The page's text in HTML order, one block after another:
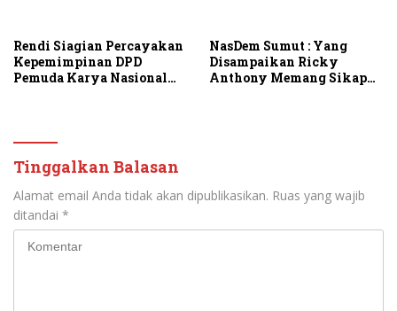
Rendi Siagian Percayakan
Kepemimpinan DPD
Pemuda Karya Nasional
NasDem Sumut : Yang
Disampaikan Ricky
Anthony Memang Sikap
Tinggalkan Balasan
Alamat email Anda tidak akan dipublikasikan. Ruas yang wajib
ditandai *